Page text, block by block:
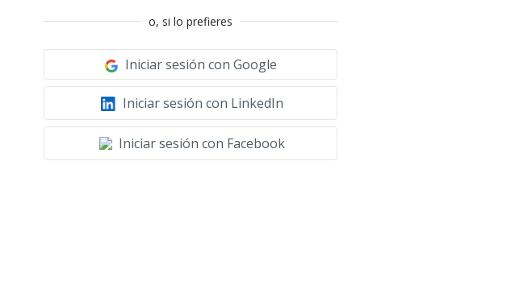
o, si lo prefieres
Iniciar sesión con Google
Iniciar sesión con LinkedIn
Iniciar sesión con Facebook